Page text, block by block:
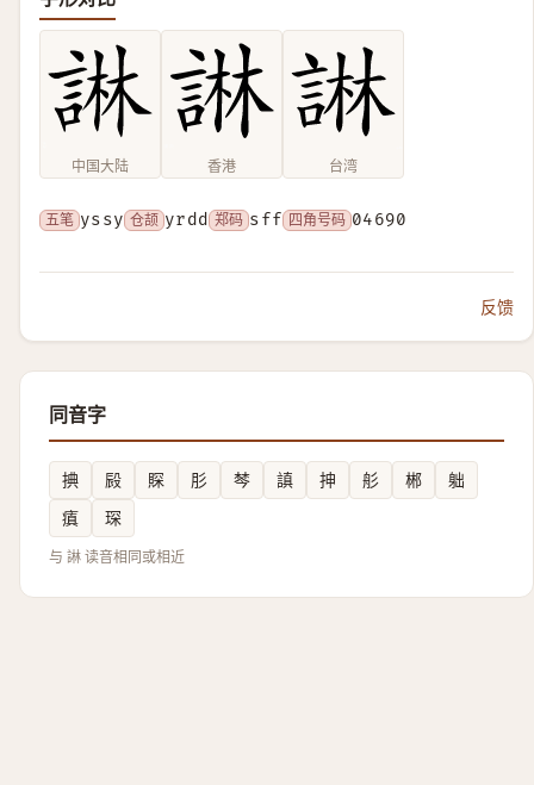
中国大陆 香港 台湾
五笔 yssy 仓颉 yrdd 郑码 sff 四角号码 04690
反馈
同音字
捵 㲀 賝 肜 棽 謓 抻 䑣 郴
䠳
瘨
琛
与 諃 读音相同或相近